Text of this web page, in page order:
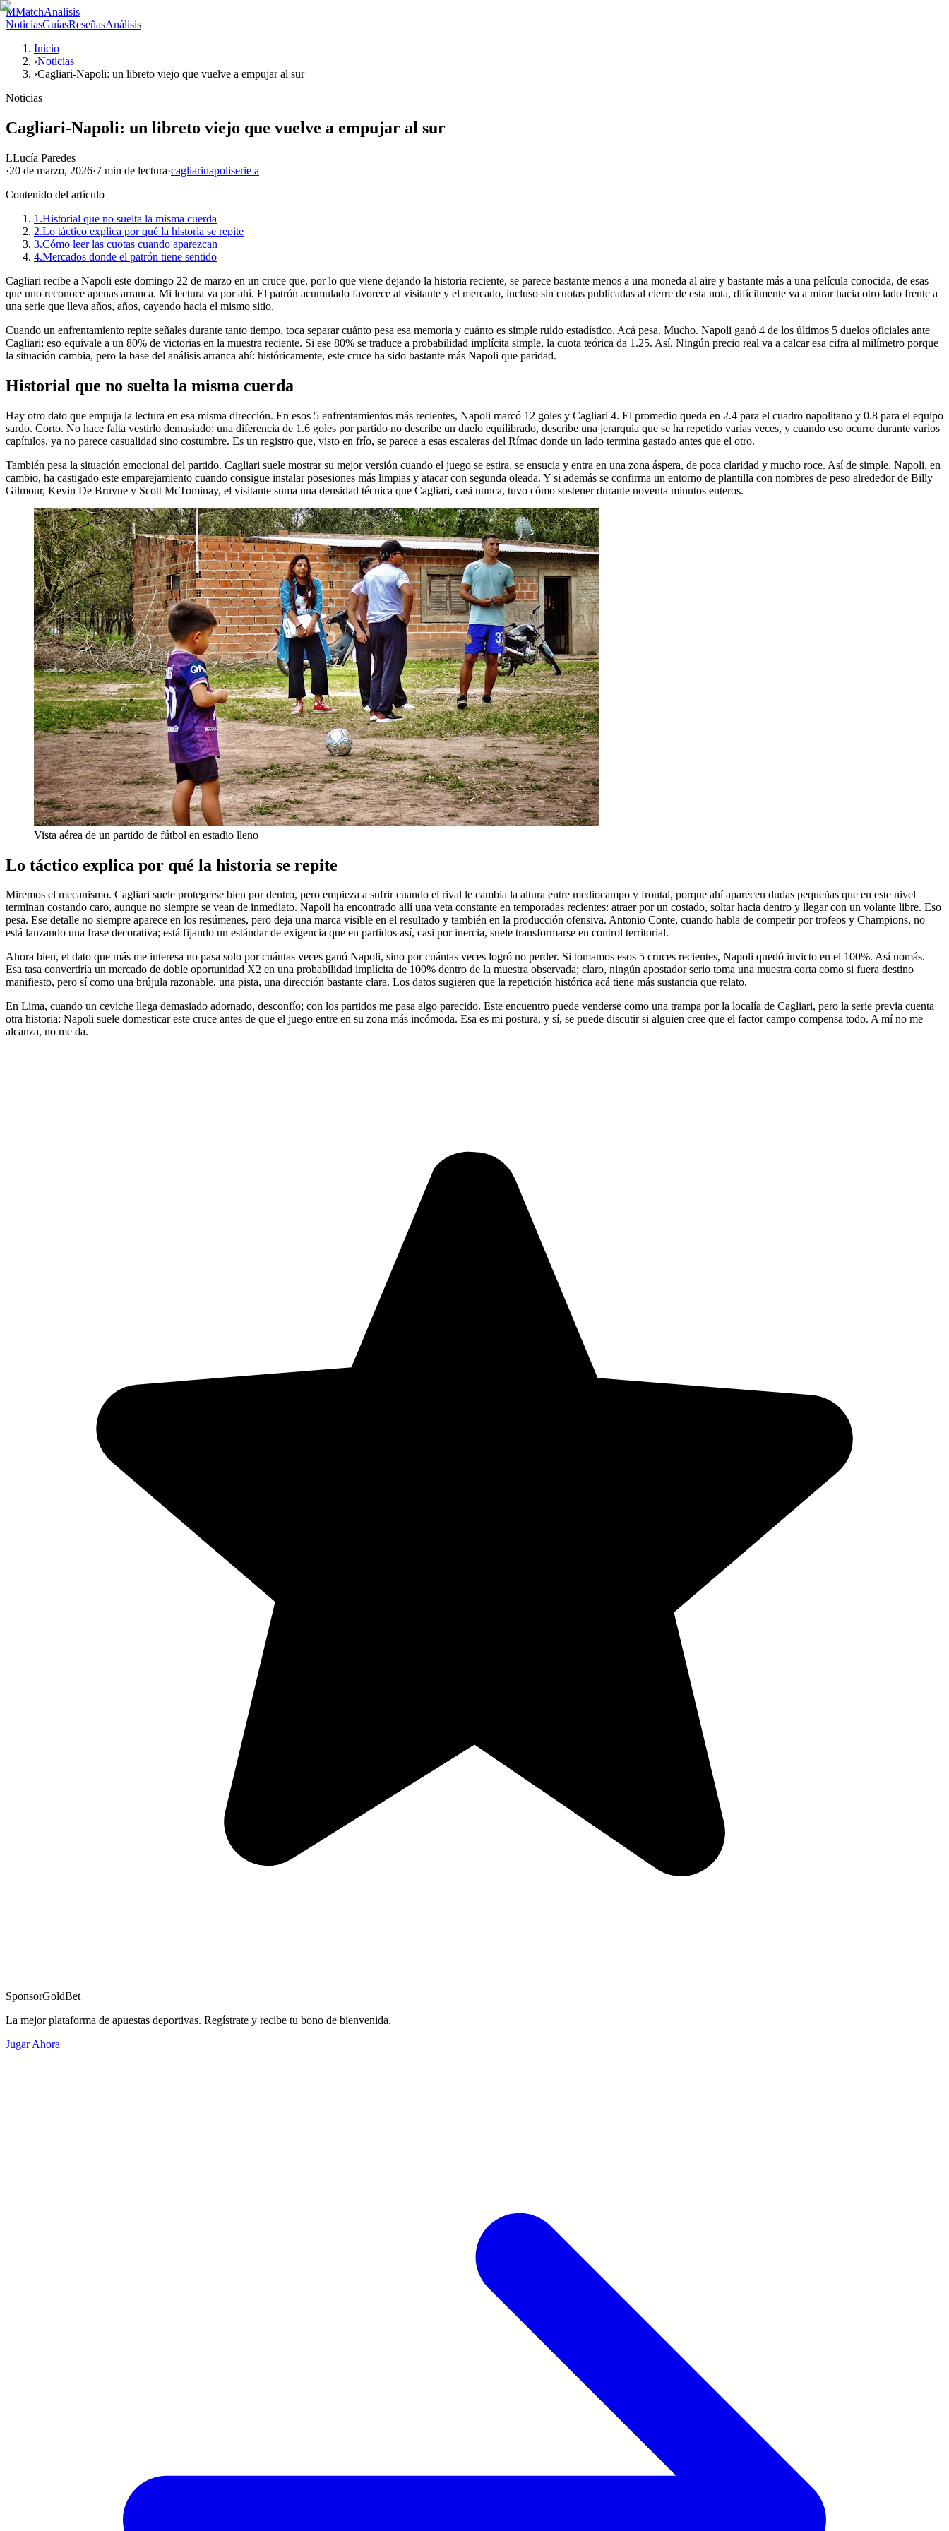
MMatchAnalisis
NoticiasGuíasReseñasAnálisis
Inicio
›Noticias
›Cagliari-Napoli: un libreto viejo que vuelve a empujar al sur
Noticias
Cagliari-Napoli: un libreto viejo que vuelve a empujar al sur
LLucía Paredes
·20 de marzo, 2026·7 min de lectura·cagliarinapoliserie a
Contenido del artículo
1.Historial que no suelta la misma cuerda
2.Lo táctico explica por qué la historia se repite
3.Cómo leer las cuotas cuando aparezcan
4.Mercados donde el patrón tiene sentido
Cagliari recibe a Napoli este domingo 22 de marzo en un cruce que, por lo que viene dejando la historia reciente, se parece bastante menos a una moneda al aire y bastante más a una película conocida, de esas
que uno reconoce apenas arranca. Mi lectura va por ahí. El patrón acumulado favorece al visitante y el mercado, incluso sin cuotas publicadas al cierre de esta nota, difícilmente va a mirar hacia otro lado frente a
una serie que lleva años, años, cayendo hacia el mismo sitio.
Cuando un enfrentamiento repite señales durante tanto tiempo, toca separar cuánto pesa esa memoria y cuánto es simple ruido estadístico. Acá pesa. Mucho. Napoli ganó 4 de los últimos 5 duelos oficiales ante
Cagliari; eso equivale a un 80% de victorias en la muestra reciente. Si ese 80% se traduce a probabilidad implícita simple, la cuota teórica da 1.25. Así. Ningún precio real va a calcar esa cifra al milímetro porque
la situación cambia, pero la base del análisis arranca ahí: históricamente, este cruce ha sido bastante más Napoli que paridad.
Historial que no suelta la misma cuerda
Hay otro dato que empuja la lectura en esa misma dirección. En esos 5 enfrentamientos más recientes, Napoli marcó 12 goles y Cagliari 4. El promedio queda en 2.4 para el cuadro napolitano y 0.8 para el equipo
sardo. Corto. No hace falta vestirlo demasiado: una diferencia de 1.6 goles por partido no describe un duelo equilibrado, describe una jerarquía que se ha repetido varias veces, y cuando eso ocurre durante varios
capítulos, ya no parece casualidad sino costumbre. Es un registro que, visto en frío, se parece a esas escaleras del Rímac donde un lado termina gastado antes que el otro.
También pesa la situación emocional del partido. Cagliari suele mostrar su mejor versión cuando el juego se estira, se ensucia y entra en una zona áspera, de poca claridad y mucho roce. Así de simple. Napoli, en
cambio, ha castigado este emparejamiento cuando consigue instalar posesiones más limpias y atacar con segunda oleada. Y si además se confirma un entorno de plantilla con nombres de peso alrededor de Billy
Gilmour, Kevin De Bruyne y Scott McTominay, el visitante suma una densidad técnica que Cagliari, casi nunca, tuvo cómo sostener durante noventa minutos enteros.
Vista aérea de un partido de fútbol en estadio lleno
Lo táctico explica por qué la historia se repite
Miremos el mecanismo. Cagliari suele protegerse bien por dentro, pero empieza a sufrir cuando el rival le cambia la altura entre mediocampo y frontal, porque ahí aparecen dudas pequeñas que en este nivel
terminan costando caro, aunque no siempre se vean de inmediato. Napoli ha encontrado allí una veta constante en temporadas recientes: atraer por un costado, soltar hacia dentro y llegar con un volante libre. Eso
pesa. Ese detalle no siempre aparece en los resúmenes, pero deja una marca visible en el resultado y también en la producción ofensiva. Antonio Conte, cuando habla de competir por trofeos y Champions, no
está lanzando una frase decorativa; está fijando un estándar de exigencia que en partidos así, casi por inercia, suele transformarse en control territorial.
Ahora bien, el dato que más me interesa no pasa solo por cuántas veces ganó Napoli, sino por cuántas veces logró no perder. Si tomamos esos 5 cruces recientes, Napoli quedó invicto en el 100%. Así nomás.
Esa tasa convertiría un mercado de doble oportunidad X2 en una probabilidad implícita de 100% dentro de la muestra observada; claro, ningún apostador serio toma una muestra corta como si fuera destino
manifiesto, pero sí como una brújula razonable, una pista, una dirección bastante clara. Los datos sugieren que la repetición histórica acá tiene más sustancia que relato.
En Lima, cuando un ceviche llega demasiado adornado, desconfío; con los partidos me pasa algo parecido. Este encuentro puede venderse como una trampa por la localía de Cagliari, pero la serie previa cuenta
otra historia: Napoli suele domesticar este cruce antes de que el juego entre en su zona más incómoda. Esa es mi postura, y sí, se puede discutir si alguien cree que el factor campo compensa todo. A mí no me
alcanza, no me da.
SponsorGoldBet
La mejor plataforma de apuestas deportivas. Regístrate y recibe tu bono de bienvenida.
Jugar Ahora